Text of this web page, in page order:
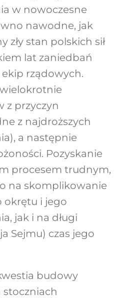
w nowoczesne
nawodne, jak
zły stan polskich sił
lat zaniedbań
rządowych.
z przyczyn
z najdroższych
a następnie
Pozyskanie
procesem trudnym,
na skomplikowanie
okrętu i jego
jak i na długi
Sejmu) czas jego
budowy